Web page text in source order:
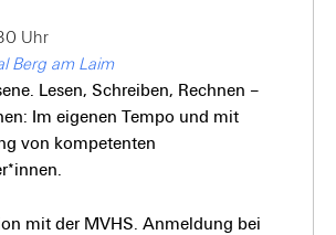
Uhr
Berg am Laim
Lesen, Schreiben, Rechnen –
Im eigenen Tempo und mit
von kompetenten
mit der MVHS. Anmeldung bei